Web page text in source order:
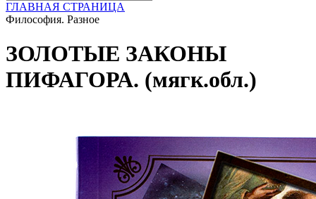
ГЛАВНАЯ СТРАНИЦА
Философия. Разное
ЗОЛОТЫЕ ЗАКОНЫ
ПИФАГОРА. (мягк.обл.)